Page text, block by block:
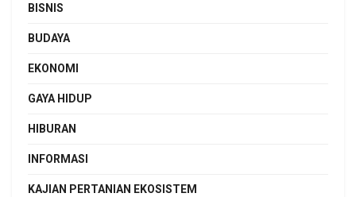
BISNIS
BUDAYA
EKONOMI
GAYA HIDUP
HIBURAN
INFORMASI
KAJIAN PERTANIAN EKOSISTEM